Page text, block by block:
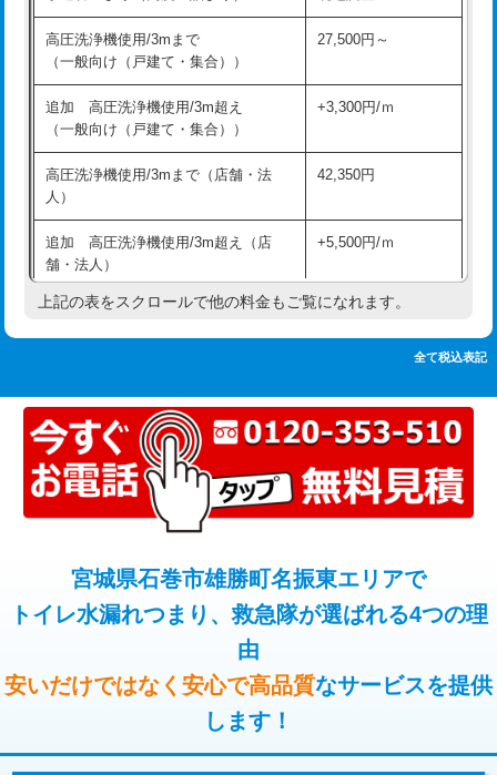
追加人工 16,500円
廃棄・処分 現場見積
※給水管工事は20mmまでの価格です。
持込商品取付（混合水栓）
持込商品取付（浄水器・分岐水栓） 16,500円
業）
排水管工事（追加 排水管工事/3ｍ超
え）
マス交換（土の掘削・埋め戻し作業） 11,000円~
マス交換（深さ50㎝以上） 66,000円
コンクリート斫り（厚さ10㎝まで） 27,500円
コンクリート斫り（厚さ10㎝超え） 38,500円
モルタル補修（厚さ10㎝まで） 27,500円
モルタル補修（厚さ10㎝超え） 38,500円
高圧洗浄機使用/3mまで
（一般向け（戸建て・集合））
27,500円～
追加 高圧洗浄機使用/3m超え
（一般向け（戸建て・集合））
+3,300円/ｍ
高圧洗浄機使用/3mまで（店舗・法
人）
42,350円
追加 高圧洗浄機使用/3m超え（店
舗・法人）
+5,500円/ｍ
高度高圧洗浄換 現地調査
トーラー機使用/3mまで 33,000円
追加トーラー機使用/3m超え +3,300円
カメラ調査 33,000円
止水・漏水調査・防水処理・清掃・修
理・調整・分解・加工など（軽作業）
11,000円
止水・漏水調査・防水処理・清掃・修
理・調整・分解・加工など（中作業）
止水・漏水調査・防水処理・清掃・修
上記の表をスクロールで他の料金もご覧になれます。
全て税込表記
宮城県石巻市雄勝町名振東エリアで
トイレ水漏れつまり、救急隊が選ばれる4つの理
由
安いだけではなく安心で高品質なサービスを提供
します！